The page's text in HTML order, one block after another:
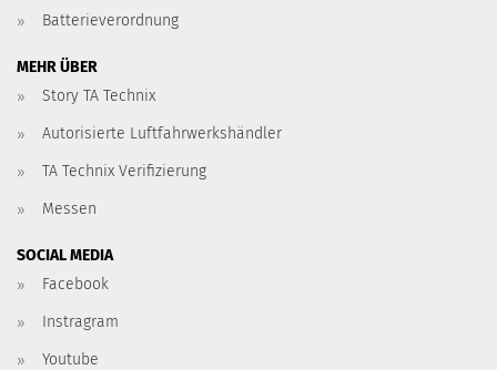
Batterieverordnung
MEHR ÜBER
Story TA Technix
Autorisierte Luftfahrwerkshändler
TA Technix Verifizierung
Messen
SOCIAL MEDIA
Facebook
Instragram
Youtube